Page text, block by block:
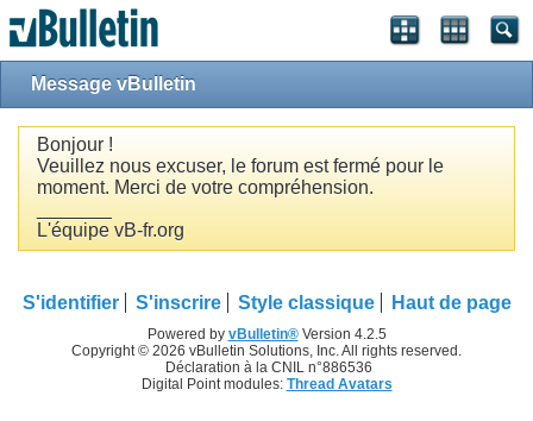
Message vBulletin
Bonjour !
Veuillez nous excuser, le forum est fermé pour le
moment. Merci de votre compréhension.
L'équipe vB-fr.org
S'identifier S'inscrire Style classique Haut de page
Powered by vBulletin®Version 4.2.5
Copyright © 2026 vBulletin Solutions, Inc. All rights reserved.
Déclaration à la CNIL n°886536
Digital Point modules: Thread Avatars